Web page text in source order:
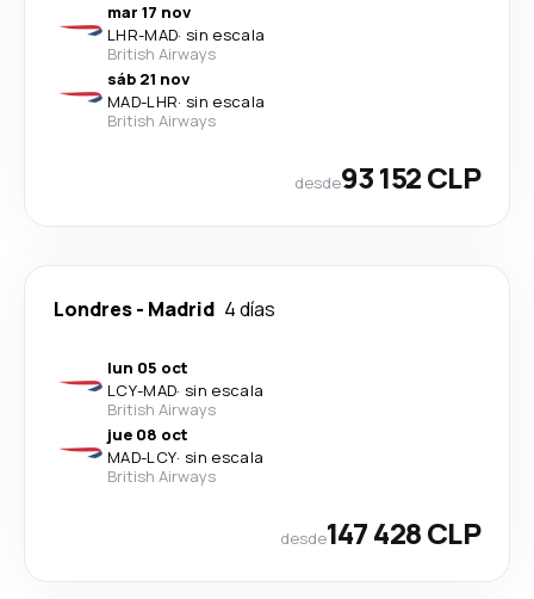
mar 17 nov
LHR-MAD· sin escala
British Airways
sáb 21 nov
MAD-LHR· sin escala
British Airways
desde93 152 CLP
Londres- Madrid 4 días
lun 05 oct
LCY-MAD· sin escala
British Airways
jue 08 oct
MAD-LCY· sin escala
British Airways
desde147 428 CLP